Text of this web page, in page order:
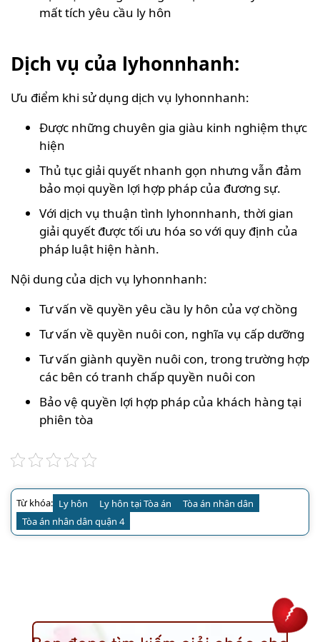
mất tích yêu cầu ly hôn
Dịch vụ của lyhonnhanh:
Ưu điểm khi sử dụng dịch vụ lyhonnhanh:
Được những chuyên gia giàu kinh nghiệm thực
hiện
Thủ tục giải quyết nhanh gọn nhưng vẫn đảm
bảo mọi quyền lợi hợp pháp của đương sự.
Với dịch vụ thuận tình lyhonnhanh, thời gian
giải quyết được tối ưu hóa so với quy định của
pháp luật hiện hành.
Nội dung của dịch vụ lyhonnhanh:
Tư vấn về quyền yêu cầu ly hôn của vợ chồng
Tư vấn về quyền nuôi con, nghĩa vụ cấp dưỡng
Tư vấn giành quyền nuôi con, trong trường hợp
các bên có tranh chấp quyền nuôi con
Bảo vệ quyền lợi hợp pháp của khách hàng tại
phiên tòa
Từ khóa: Ly hôn Ly hôn tại Tòa án
Tòa án nhân dân
Tòa án nhân dân quận 4